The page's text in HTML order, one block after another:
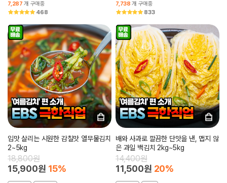
7,287 개 구매중
468
7,738 개 구매중
833
입맛 살리는 시원한 감칠맛 열무물김치
2~5kg
18,800원
15,900원 15%
배와 사과로 깔끔한 단맛을 낸, 맵지 않
은 과일 백김치 2kg~5kg
14,400원
11,500원 20%